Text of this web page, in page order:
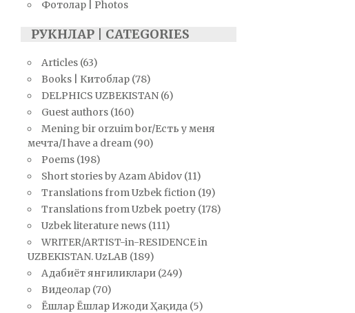
Фотолар | Photos
РУКНЛАР | CATEGORIES
Articles(63)
Books | Китоблар(78)
DELPHICS UZBEKISTAN(6)
Guest authors(160)
Mening bir orzuim bor/Есть у меня
мечта/I have a dream(90)
Poems(198)
Short stories by Azam Abidov(11)
Translations from Uzbek fiction(19)
Translations from Uzbek poetry(178)
Uzbek literature news(111)
WRITER/ARTIST-in-RESIDENCE in
UZBEKISTAN. UzLAB (189)
Адабиёт янгиликлари(249)
Видеолар(70)
Ёшлар Ёшлар Ижоди Ҳақида(5)